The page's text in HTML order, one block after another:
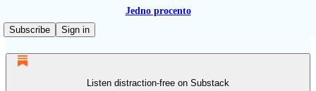
Jedno procento
Subscribe
Sign in
Listen distraction-free on Substack